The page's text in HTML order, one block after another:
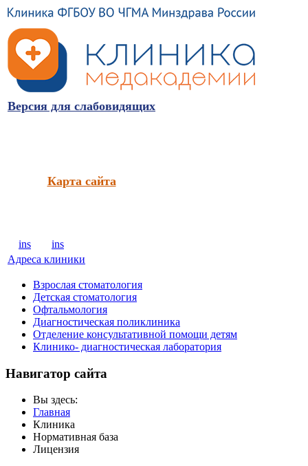
Версия для слабовидящих
Карта сайта
ins
ins
Адреса клиники
Взрослая стоматология
Детская стоматология
Офтальмология
Диагностическая поликлиника
Отделение консультативной помощи детям
Клинико- диагностическая лаборатория
Навигатор сайта
Вы здесь:
Главная
Клиника
Нормативная база
Лицензия